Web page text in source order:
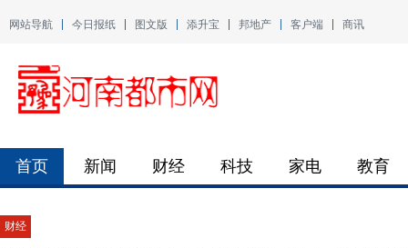
网站导航 今日报纸 图文版 添升宝 邦地产 客户端 商讯
首页 新闻 财经 科技 家电 教育
财经